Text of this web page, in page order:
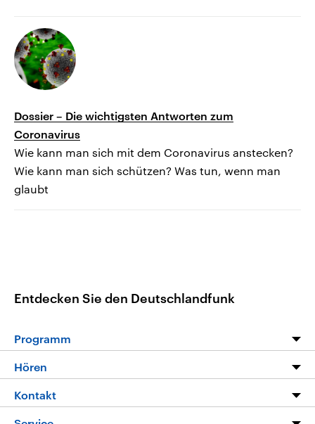
Dossier – Die wichtigsten Antworten zum
Coronavirus
Wie kann man sich mit dem Coronavirus anstecken?
Wie kann man sich schützen? Was tun, wenn man
glaubt
Entdecken Sie den Deutschlandfunk
Programm
Programm
Die Nachrichten
Hören
Livestream
Kontakt
Hörerservice